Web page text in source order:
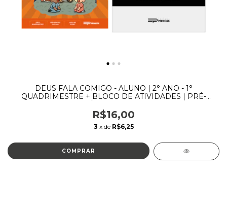
DEUS FALA COMIGO - ALUNO | 2° ANO - 1°
QUADRIMESTRE + BLOCO DE ATIVIDADES | PRÉ-
R$16,00
3 x de R$6,25